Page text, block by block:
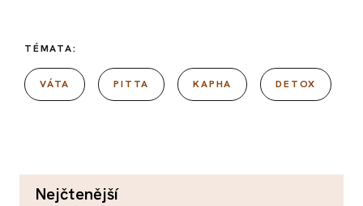
TÉMATA:
VÁTA PITTA KAPHA DETOX
nejčtenější